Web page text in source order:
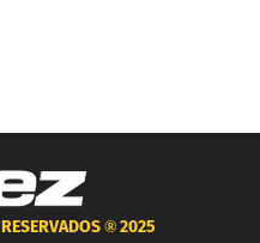
®2025